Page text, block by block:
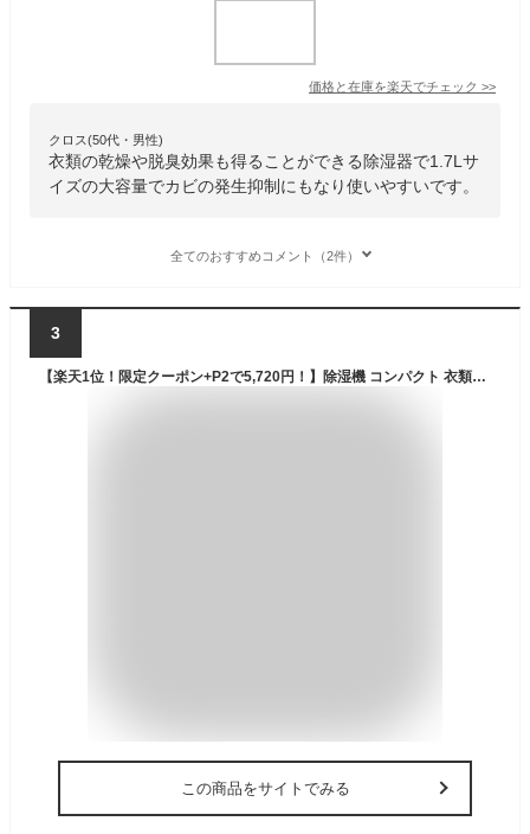
価格と在庫を楽天でチェック >>
クロス(50代・男性)
衣類の乾燥や脱臭効果も得ることができる除湿器で1.7Lサ
イズの大容量でカビの発生抑制にもなり使いやすいです。
全てのおすすめコメント（2件）
3
【楽天1位！限定クーポン+P2で5,720円！】除湿機 コンパクト 衣類乾燥 梅雨 除湿器 1700ml 大容量 強力除湿 部屋干し 半導体式 静音 小型 省エネ 消臭 軽量 寝室 カビ対策 自動停止 タイマー付き 脱衣所 ペルチェ式 パワフル 台所 6畳 湿気対策 7色ランプ 結露対策
この商品をサイトでみる